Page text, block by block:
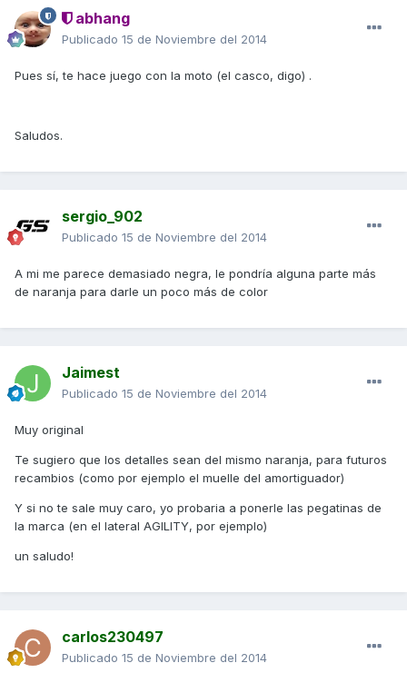
abhang
Publicado 15 de Noviembre del 2014
Pues sí, te hace juego con la moto (el casco, digo) .
Saludos.
sergio_902
Publicado 15 de Noviembre del 2014
A mi me parece demasiado negra, le pondría alguna parte más
de naranja para darle un poco más de color
Jaimest
Publicado 15 de Noviembre del 2014
Muy original
Te sugiero que los detalles sean del mismo naranja, para futuros
recambios (como por ejemplo el muelle del amortiguador)
Y si no te sale muy caro, yo probaria a ponerle las pegatinas de
la marca (en el lateral AGILITY, por ejemplo)
un saludo!
carlos230497
Publicado 15 de Noviembre del 2014